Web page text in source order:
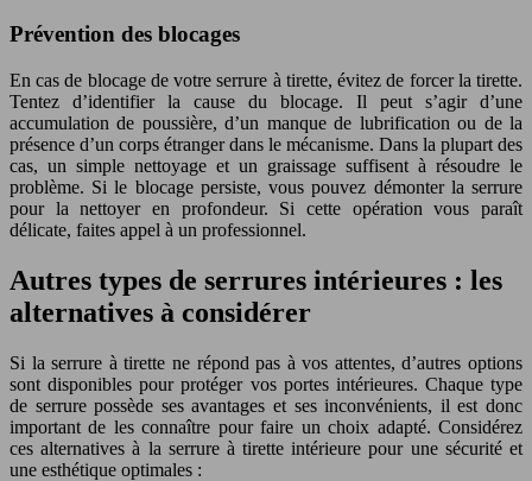
Prévention des blocages
En cas de blocage de votre serrure à tirette, évitez de forcer la tirette.
Tentez d’identifier la cause du blocage. Il peut s’agir d’une
accumulation de poussière, d’un manque de lubrification ou de la
présence d’un corps étranger dans le mécanisme. Dans la plupart des
cas, un simple nettoyage et un graissage suffisent à résoudre le
problème. Si le blocage persiste, vous pouvez démonter la serrure
pour la nettoyer en profondeur. Si cette opération vous paraît
délicate, faites appel à un professionnel.
Autres types de serrures intérieures : les
alternatives à considérer
Si la serrure à tirette ne répond pas à vos attentes, d’autres options
sont disponibles pour protéger vos portes intérieures. Chaque type
de serrure possède ses avantages et ses inconvénients, il est donc
important de les connaître pour faire un choix adapté. Considérez
ces alternatives à la serrure à tirette intérieure pour une sécurité et
une esthétique optimales :